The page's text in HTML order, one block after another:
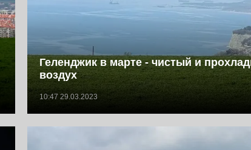
Геленджик в марте - чистый и
воздух
10:47 29.03.2023